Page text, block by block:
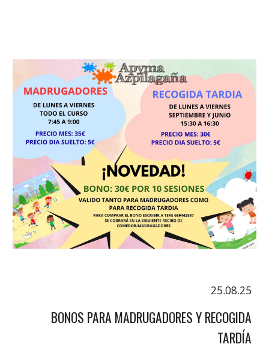
25.08.25
BONOS PARA MADRUGADORES Y RECOGIDA
TARDÍA